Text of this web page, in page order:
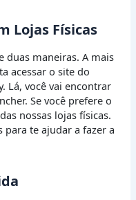
Lojas Físicas
duas maneiras. A mais
acessar o site do
Lá, você vai encontrar
Se você prefere o
nossas lojas físicas.
para te ajudar a fazer a